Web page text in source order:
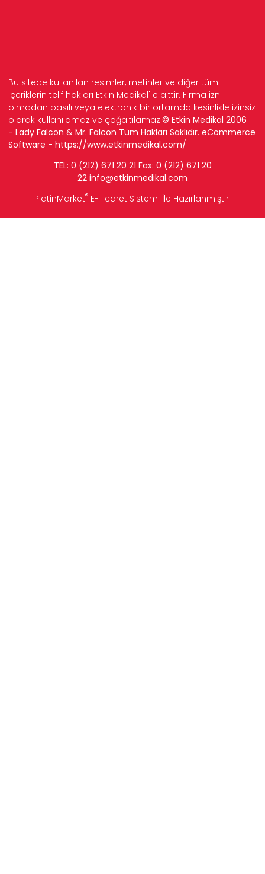
Bu sitede kullanılan resimler, metinler ve diğer tüm
içeriklerin telif hakları Etkin Medikal' e aittir. Firma izni
olmadan basılı veya elektronik bir ortamda kesinlikle izinsiz
olarak kullanılamaz ve çoğaltılamaz.© Etkin Medikal 2006
- Lady Falcon & Mr. Falcon Tüm Hakları Saklıdır. eCommerce
Software - https://www.etkinmedikal.com/
TEL: 0 (212) 671 20 21 Fax: 0 (212) 671 20
22 info@etkinmedikal.com
PlatinMarket® E-Ticaret Sistemi İle Hazırlanmıştır.